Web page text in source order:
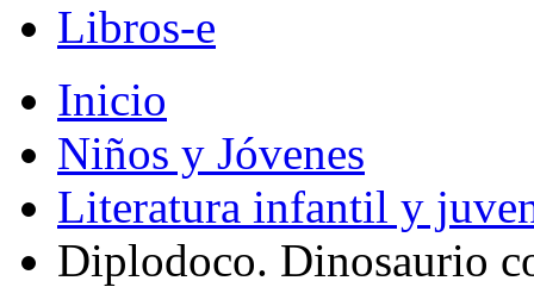
Libros-e
Inicio
Niños y Jóvenes
Literatura infantil y
Diplodoco. Dinosaurio